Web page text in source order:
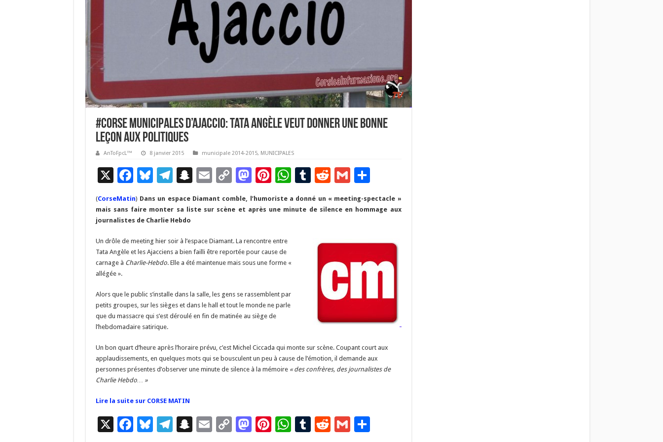
#Corse Municipales d’Ajaccio: Tata Angèle veut donner une bonne
leçon aux politiques
AnToFpcL™ 8 janvier 2015 municipale 2014-2015, MUNICIPALES
X F
e
b
o
o
k
Bl
es
ky
T
e
gr
a
m
S
n
a
c
h
at
E
ai
C
o
p
Li
n
k
M
as
to
o
n
Pi
nt
er
t
W
h
at
T
u
m
R
d
t
G
m
ai
P
ta
er
(CorseMatin) Dans un espace Diamant comble, l’humoriste a donné un « meeting-spectacle »
mais sans faire monter sa liste sur scène et après une minute de silence en hommage aux
journalistes de Charlie Hebdo
Un drôle de meeting hier soir à l’espace Diamant. La rencontre entre
Tata Angèle et les Ajacciens a bien failli être reportée pour cause de
carnage à Charlie-Hebdo. Elle a été maintenue mais sous une forme «
allégée ».
Alors que le public s’installe dans la salle, les gens se rassemblent par
petits groupes, sur les sièges et dans le hall et tout le monde ne parle
que du massacre qui s’est déroulé en fin de matinée au siège de
l’hebdomadaire satirique.
Un bon quart d’heure après l’horaire prévu, c’est Michel Ciccada qui monte sur scène. Coupant court aux
applaudissements, en quelques mots qui se bousculent un peu à cause de l’émotion, il demande aux
personnes présentes d’observer une minute de silence à la mémoire « des confrères, des journalistes de
Charlie Hebdo… »
Lire la suite sur CORSE MATIN
X F
Bl T S
E
C M Pi W T R G P